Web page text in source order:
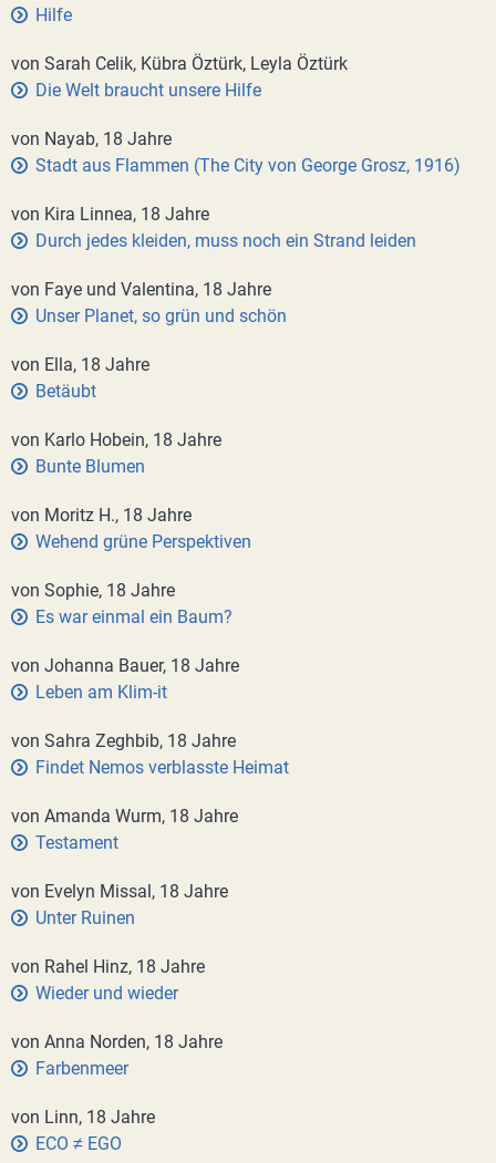
Hilfe
von Sarah Celik, Kübra Öztürk, Leyla Öztürk
Die Welt braucht unsere Hilfe
von Nayab, 18 Jahre
Stadt aus Flammen (The City von George Grosz, 1916)
von Kira Linnea, 18 Jahre
Durch jedes kleiden, muss noch ein Strand leiden
von Faye und Valentina, 18 Jahre
Unser Planet, so grün und schön
von Ella, 18 Jahre
Betäubt
von Karlo Hobein, 18 Jahre
Bunte Blumen
von Moritz H., 18 Jahre
Wehend grüne Perspektiven
von Sophie, 18 Jahre
Es war einmal ein Baum?
von Johanna Bauer, 18 Jahre
Leben am Klim-it
von Sahra Zeghbib, 18 Jahre
Findet Nemos verblasste Heimat
von Amanda Wurm, 18 Jahre
Testament
von Evelyn Missal, 18 Jahre
Unter Ruinen
von Rahel Hinz, 18 Jahre
Wieder und wieder
von Anna Norden, 18 Jahre
Farbenmeer
von Linn, 18 Jahre
ECO ≠ EGO